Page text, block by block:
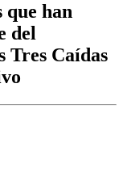
que han
del
Tres Caídas